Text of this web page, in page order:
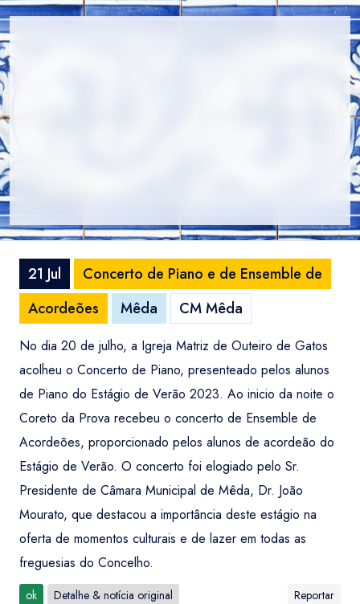
21 Jul
Concerto de Piano e de Ensemble de
Acordeões
Mêda CM Mêda
No dia 20 de julho, a Igreja Matriz de Outeiro de Gatos
acolheu o Concerto de Piano, presenteado pelos alunos
de Piano do Estágio de Verão 2023. Ao inicio da noite o
Coreto da Prova recebeu o concerto de Ensemble de
Acordeões, proporcionado pelos alunos de acordeão do
Estágio de Verão. O concerto foi elogiado pelo Sr.
Presidente de Câmara Municipal de Mêda, Dr. João
Mourato, que destacou a importância deste estágio na
oferta de momentos culturais e de lazer em todas as
freguesias do Concelho.
ok Detalhe & notícia original Reportar